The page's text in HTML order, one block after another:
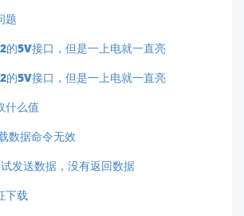
题
5V接口，但是一上电就一直亮
5V接口，但是一上电就一直亮
什么值
数据命令无效
发送数据，没有返回数据
下载